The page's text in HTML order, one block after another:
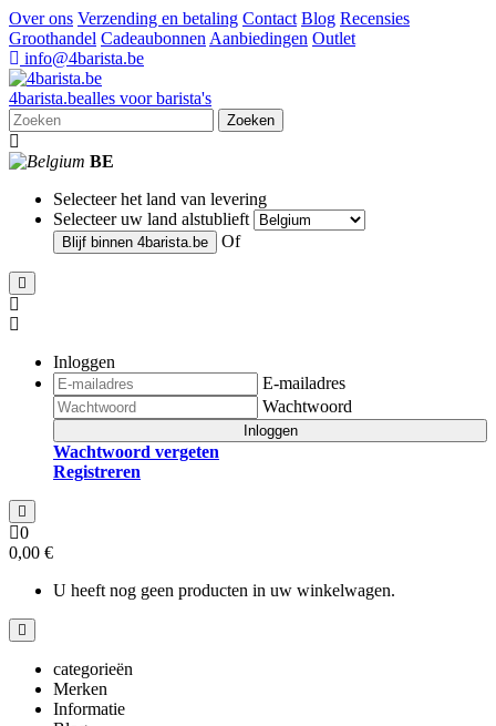
Over ons Verzending en betaling Contact Blog Recensies
Groothandel Cadeaubonnen Aanbiedingen Outlet
info@4barista.be
4barista.bealles voor barista's
Zoeken
BE
Selecteer het land van levering
Selecteer uw land alstublieft
Blijf binnen 4barista.be Of
Inloggen
E-mailadres
Wachtwoord
Inloggen
Wachtwoord vergeten
Registreren
0
0,00 €
U heeft nog geen producten in uw winkelwagen.
categorieën
Merken
Informatie